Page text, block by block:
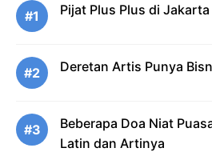
#1 Pijat Plus Plus di
#2 Deretan Artis Punya
#3
Beberapa Doa Niat
Latin dan Artinya